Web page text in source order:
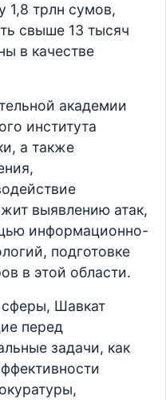
1,8 трлн сумов,
свыше 13 тысяч
в качестве
академии
института
а также
выявлению атак,
информационно-
подготовке
в этой области.
Шавкат
перед
задачи, как